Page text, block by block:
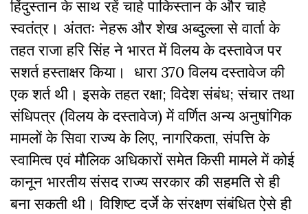
हिंदुस्तान के साथ रहें चाहे पाकिस्तान के और चाहे
स्वतंत्र। अंततः नेहरू और शेख अब्दुल्ला से वार्ता के
तहत राजा हरि सिंह ने भारत में विलय के दस्तावेज पर
सशर्त हस्ताक्षर किया। धारा 370 विलय दस्तावेज की
एक शर्त थी। इसके तहत रक्षा; विदेश संबंध; संचार तथा
संधिपत्र (विलय के दस्तावेज) में वर्णित अन्य अनुषांगिक
मामलों के सिवा राज्य के लिए, नागरिकता, संपत्ति के
स्वामित्व एवं मौलिक अधिकारों समेत किसी मामले में कोई
कानून भारतीय संसद राज्य सरकार की सहमति से ही
बना सकती थी। विशिष्ट दर्जे के संरक्षण संबंधित ऐसे ही